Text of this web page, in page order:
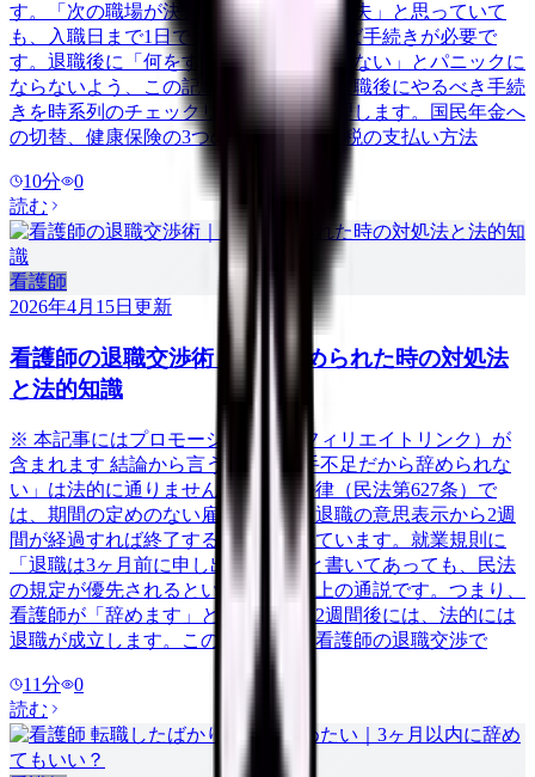
す。「次の職場が決まっているから大丈夫」と思っていて
も、入職日まで1日でも空白期間があれば手続きが必要で
す。退職後に「何をすればいいかわからない」とパニックに
ならないよう、この記事では看護師が退職後にやるべき手続
きを時系列のチェックリスト形式で整理します。国民年金へ
の切替、健康保険の3つの選択肢、住民税の支払い方法
10分
0
読む
看護師
2026年4月15日 更新
看護師の退職交渉術｜引き止められた時の対処法
と法的知識
※ 本記事にはプロモーション（アフィリエイトリンク）が
含まれます 結論から言うと、「人手不足だから辞められな
い」は法的に通りません。日本の法律（民法第627条）で
は、期間の定めのない雇用契約は、退職の意思表示から2週
間が経過すれば終了すると定められています。就業規則に
「退職は3ヶ月前に申し出ること」と書いてあっても、民法
の規定が優先されるというのが判例上の通説です。つまり、
看護師が「辞めます」と伝えてから2週間後には、法的には
退職が成立します。この記事では、看護師の退職交渉で
11分
0
読む